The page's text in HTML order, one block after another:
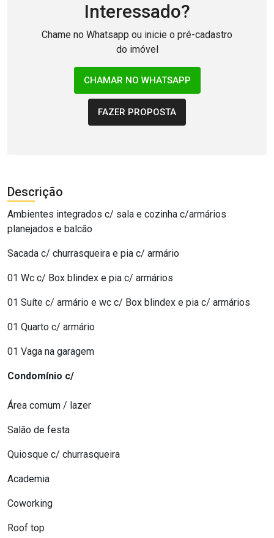
Interessado?
Chame no Whatsapp ou inicie o pré-cadastro
do imóvel
CHAMAR NO WHATSAPP
FAZER PROPOSTA
Descrição
Ambientes integrados c/ sala e cozinha c/armários
planejados e balcão
Sacada c/ churrasqueira e pia c/ armário
01 Wc c/ Box blindex e pia c/ armários
01 Suíte c/ armário e wc c/ Box blindex e pia c/ armários
01 Quarto c/ armário
01 Vaga na garagem
Condomínio c/
Área comum / lazer
Salão de festa
Quiosque c/ churrasqueira
Academia
Coworking
Roof top